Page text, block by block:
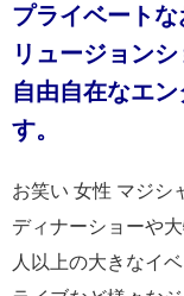
プライベート
リュージョンシ
自由自在なエ
す。
お笑い 女性 マジシ
ディナーショーや
人以上の大きなイ